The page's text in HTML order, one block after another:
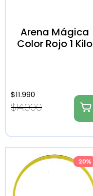
Arena Mágica
Color Rojo 1 Kilo
$14.990
$11.990
20%